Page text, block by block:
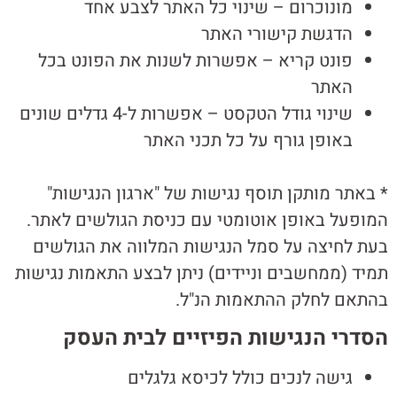
מונוכרום – שינוי כל האתר לצבע אחד
הדגשת קישורי האתר
פונט קריא – אפשרות לשנות את הפונט בכל
האתר
שינוי גודל הטקסט – אפשרות ל-4 גדלים שונים
באופן גורף על כל תכני האתר
* באתר מותקן תוסף נגישות של "ארגון הנגישות"
המופעל באופן אוטומטי עם כניסת הגולשים לאתר.
בעת לחיצה על סמל הנגישות המלווה את הגולשים
תמיד (ממחשבים וניידים) ניתן לבצע התאמות נגישות
בהתאם לחלק ההתאמות הנ"ל.
הסדרי הנגישות הפיזיים לבית העסק
גישה לנכים כולל לכיסא גלגלים